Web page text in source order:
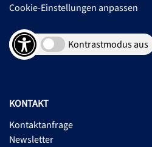
Cookie-Einstellungen anpassen
Kontrastmodus aus
KONTAKT
Kontaktanfrage
Newsletter